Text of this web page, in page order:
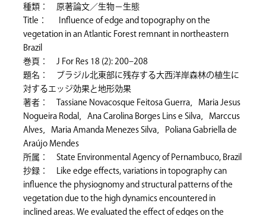
種類： 原著論文／生物－生態
Title： Influence of edge and topography on the
vegetation in an Atlantic Forest remnant in northeastern
Brazil
巻頁： J For Res 18 (2): 200–208
題名： ブラジル北東部に残存する大西洋岸森林の植生に
対するエッジ効果と地形効果
著者： Tassiane Novacosque Feitosa Guerra，Maria Jesus
Nogueira Rodal，Ana Carolina Borges Lins e Silva，Marccus
Alves，Maria Amanda Menezes Silva，Poliana Gabriella de
Araújo Mendes
所属： State Environmental Agency of Pernambuco, Brazil
抄録： Like edge effects, variations in topography can
influence the physiognomy and structural patterns of the
vegetation due to the high dynamics encountered in
inclined areas. We evaluated the effect of edges on the